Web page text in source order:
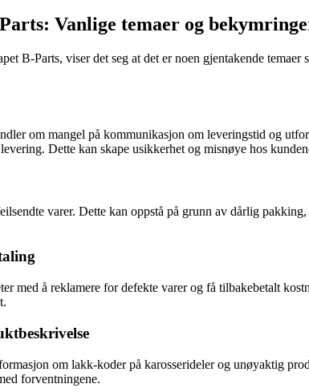
Vanlige temaer og
B-Parts, viser det seg at det er noen gjentakende
om mangel på kommunikasjon om leveringstid og
Dette kan skape usikkerhet og misnøye hos
varer. Dette kan oppstå på grunn av dårlig
med å reklamere for defekte varer og få tilbakebetalt
om lakk-koder på karosserideler og unøyaktig
forventningene.